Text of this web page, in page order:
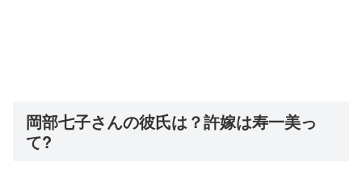
岡部七子さんの彼氏は？許嫁は寿一美っ
て?